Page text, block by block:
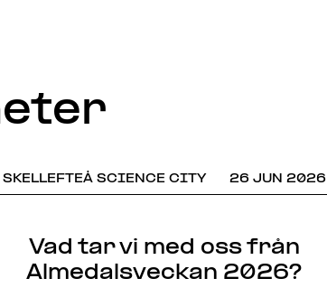
SKELLEFTEÅ SCIENCE CITY 26 JUN 2026
Vad tar vi med oss från
Almedalsveckan 2026?